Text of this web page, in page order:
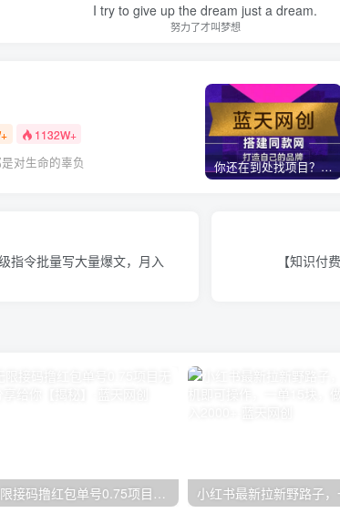
I try to give up the dream just a dream.
努力了才叫梦想
1132W+
对生命的辜负 你还在到处找项目？还在当韭菜？我靠卖项目一个月收入5万+，曾经我也是个失败者。
指令批量写大量爆文，月入
【知识付
无限接码撸红包单号0.75项目无偿分享给你【揭秘】